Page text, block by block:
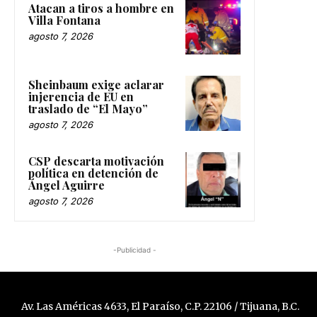
Atacan a tiros a hombre en
Villa Fontana
agosto 7, 2026
Sheinbaum exige aclarar
injerencia de EU en
traslado de “El Mayo”
agosto 7, 2026
CSP descarta motivación
política en detención de
Ángel Aguirre
agosto 7, 2026
-Publicidad -
Av. Las Américas 4633, El Paraíso, C.P. 22106 / Tijuana, B.C.